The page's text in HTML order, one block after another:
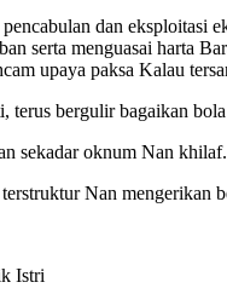
dan eksploitasi
serta menguasai harta
upaya paksa Kalau
terus bergulir bagaikan
sekadar oknum Nan khilaf.
Nan mengerikan
Istri